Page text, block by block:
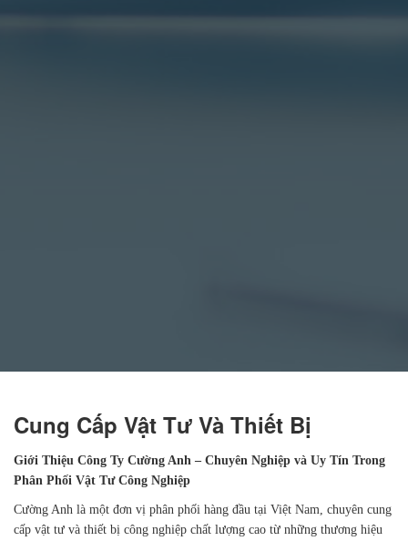
Cung Cấp Vật Tư Và Thiết Bị
Giới Thiệu Công Ty Cường Anh – Chuyên Nghiệp và Uy Tín Trong
Phân Phối Vật Tư Công Nghiệp
Cường Anh là một đơn vị phân phối hàng đầu tại Việt Nam, chuyên cung
cấp vật tư và thiết bị công nghiệp chất lượng cao từ những thương hiệu